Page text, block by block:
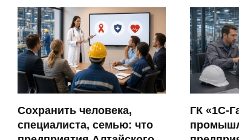
Сохранить человека,
специалиста, семью: что
ГК «1С-